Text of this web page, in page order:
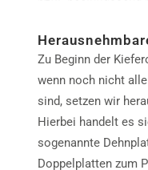
Zu Beginn der
wenn noch nicht
sind, setzen wir
Hierbei handelt es
sogenannte
Doppelplatten zum